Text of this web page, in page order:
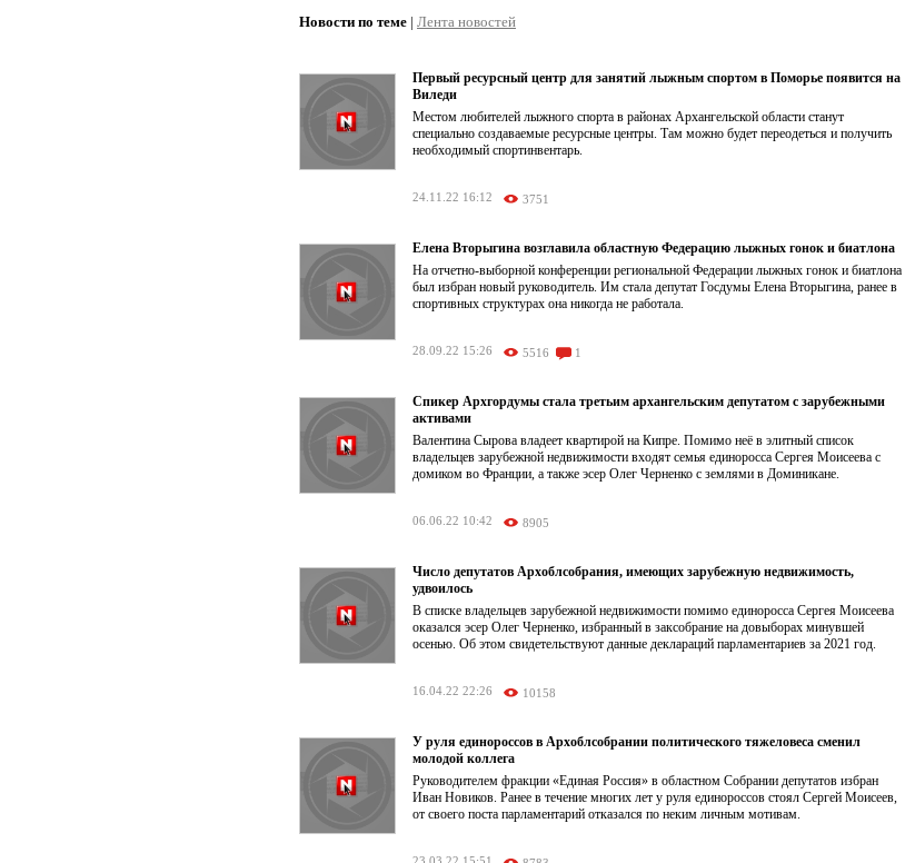
Новости по теме | Лента новостей
Первый ресурсный центр для занятий лыжным спортом в Поморье появится на
Виледи
Местом любителей лыжного спорта в районах Архангельской области станут
специально создаваемые ресурсные центры. Там можно будет переодеться и получить
необходимый спортинвентарь.
24.11.22 16:12 3751
Елена Вторыгина возглавила областную Федерацию лыжных гонок и биатлона
На отчетно-выборной конференции региональной Федерации лыжных гонок и биатлона
был избран новый руководитель. Им стала депутат Госдумы Елена Вторыгина, ранее в
спортивных структурах она никогда не работала.
28.09.22 15:26 5516 1
Спикер Архгордумы стала третьим архангельским депутатом с зарубежными
активами
Валентина Сырова владеет квартирой на Кипре. Помимо неё в элитный список
владельцев зарубежной недвижимости входят семья единоросса Сергея Моисеева с
домиком во Франции, а также эсер Олег Черненко с землями в Доминикане.
06.06.22 10:42 8905
Число депутатов Архоблсобрания, имеющих зарубежную недвижимость,
удвоилось
В списке владельцев зарубежной недвижимости помимо единоросса Сергея Моисеева
оказался эсер Олег Черненко, избранный в заксобрание на довыборах минувшей
осенью. Об этом свидетельствуют данные деклараций парламентариев за 2021 год.
16.04.22 22:26 10158
У руля единороссов в Архоблсобрании политического тяжеловеса сменил
молодой коллега
Руководителем фракции «Единая Россия» в областном Собрании депутатов избран
Иван Новиков. Ранее в течение многих лет у руля единороссов стоял Сергей Моисеев,
от своего поста парламентарий отказался по неким личным мотивам.